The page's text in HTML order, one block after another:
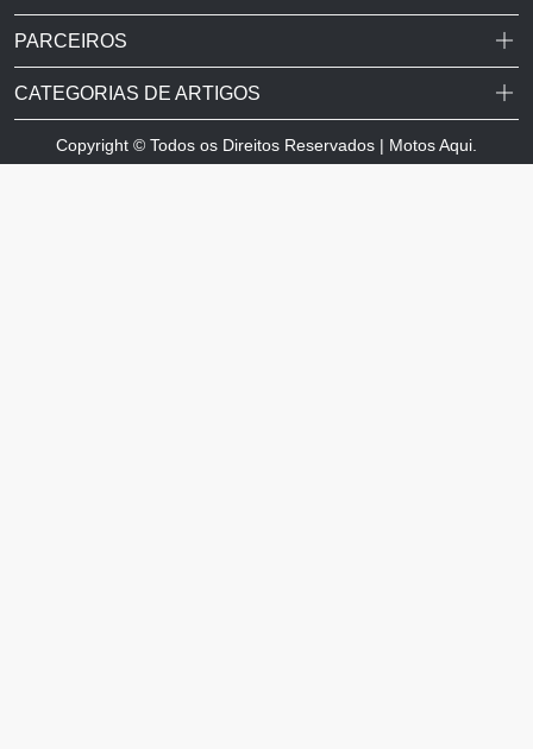
PARCEIROS
CATEGORIAS DE ARTIGOS
Copyright © Todos os Direitos Reservados | Motos Aqui.